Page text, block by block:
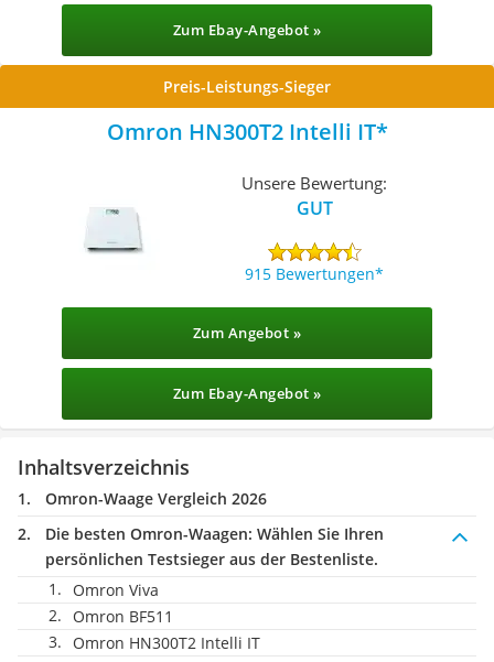
Zum Ebay-Angebot »
Preis-Leistungs-Sieger
Omron HN300T2 Intelli IT
Unsere Bewertung:
GUT
915 Bewertungen
Zum Angebot »
Zum Ebay-Angebot »
Inhaltsverzeichnis
Omron-Waage Vergleich 2026
Die besten Omron-Waagen: Wählen Sie Ihren
persönlichen Testsieger aus der Bestenliste.
Omron Viva
Omron BF511
Omron HN300T2 Intelli IT